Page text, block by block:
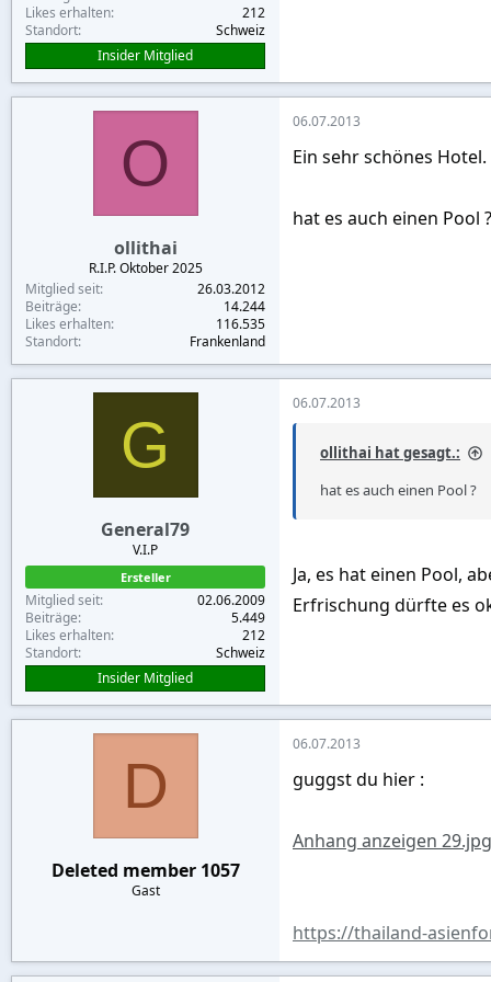
Likes erhalten
212
Standort
Schweiz
Insider Mitglied
O
ollithai
R.I.P. Oktober 2025
Mitglied seit
26.03.2012
Beiträge
14.244
Likes erhalten
116.535
Standort
Frankenland
06.07.2013
Ein sehr schönes Hotel.
hat es auch einen Pool ?
G
General79
V.I.P
Ersteller
Mitglied seit
02.06.2009
Beiträge
5.449
Likes erhalten
212
Standort
Schweiz
Insider Mitglied
06.07.2013
ollithai hat gesagt.:
hat es auch einen Pool ?
Ja, es hat einen Pool,
Erfrischung dürfte es
D
Deleted member 1057
Gast
06.07.2013
guggst du hier :
Anhang anzeigen 29.jpg
https://thailand-